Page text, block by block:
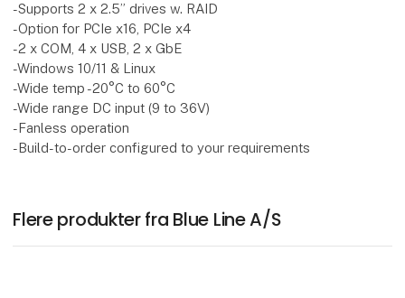
-Supports 2 x 2.5” drives w. RAID
-Option for PCIe x16, PCIe x4
-2 x COM, 4 x USB, 2 x GbE
-Windows 10/11 & Linux
-Wide temp -20°C to 60°C
-Wide range DC input (9 to 36V)
-Fanless operation
-Build-to-order configured to your requirements
Flere produkter fra Blue Line A/S